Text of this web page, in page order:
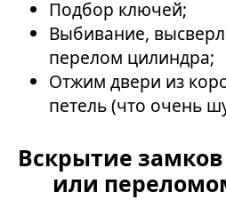
Подбор ключей;
Выбивание,
перелом цилиндра;
Отжим двери из
петель (что очень
Вскрытие
или